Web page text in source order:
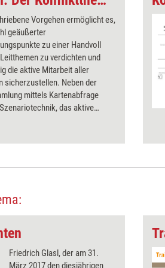
Vorgehen ermöglicht es,
geäußerter
zu einer Handvoll
zu verdichten und
die aktive Mitarbeit aller
sicherzustellen. Neben der
mittels Kartenabfrage
das aktive
Friedrich Glasl, der am 31.
März 2017 den diesjährigen